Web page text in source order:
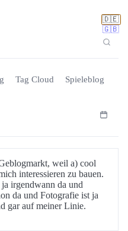
🇩🇪
🇬🇧
Tag Cloud Spieleblog
weil a) cool
interessieren zu bauen.
irgendwann da und
da und Fotografie ist ja
gar auf meiner Linie.